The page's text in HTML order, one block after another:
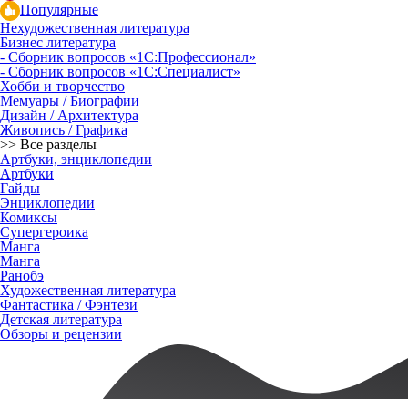
Популярные
Нехудожественная литература
Бизнес литература
- Сборник вопросов «1С:Профессионал»
- Сборник вопросов «1С:Специалист»
Хобби и творчество
Мемуары / Биографии
Дизайн / Архитектура
Живопись / Графика
>> Все разделы
Артбуки, энциклопедии
Артбуки
Гайды
Энциклопедии
Комиксы
Супергероика
Манга
Манга
Ранобэ
Художественная литература
Фантастика / Фэнтези
Детская литература
Обзоры и рецензии